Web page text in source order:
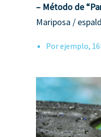
– Método de
Mariposa /
Por ejemplo,